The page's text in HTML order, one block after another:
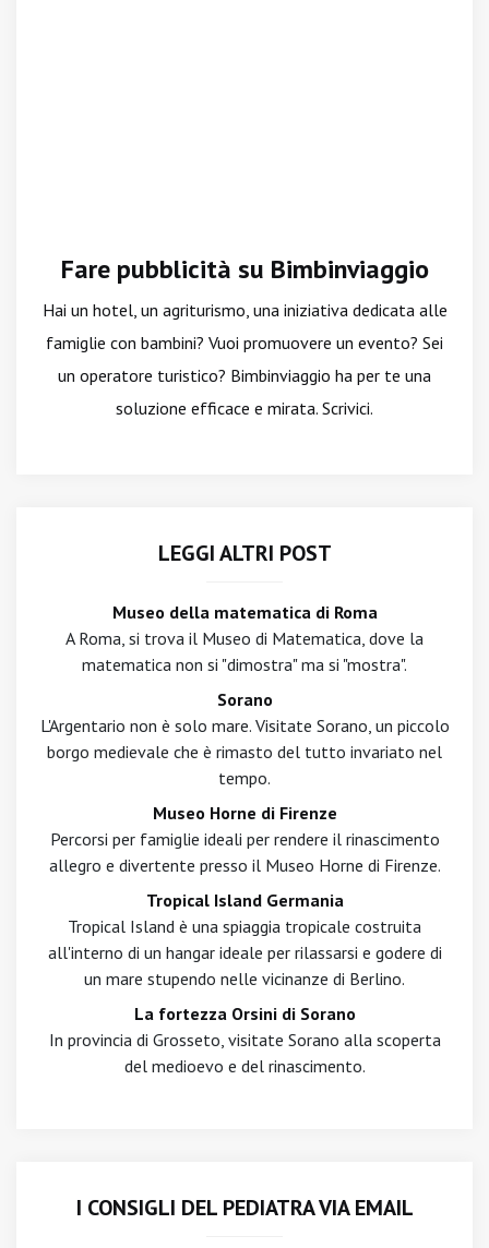
Fare pubblicità su Bimbinviaggio
Hai un hotel, un agriturismo, una iniziativa dedicata alle
famiglie con bambini? Vuoi promuovere un evento? Sei
un operatore turistico? Bimbinviaggio ha per te una
soluzione efficace e mirata. Scrivici.
LEGGI ALTRI POST
Museo della matematica di Roma
A Roma, si trova il Museo di Matematica, dove la
matematica non si "dimostra" ma si "mostra".
Sorano
L'Argentario non è solo mare. Visitate Sorano, un piccolo
borgo medievale che è rimasto del tutto invariato nel
tempo.
Museo Horne di Firenze
Percorsi per famiglie ideali per rendere il rinascimento
allegro e divertente presso il Museo Horne di Firenze.
Tropical Island Germania
Tropical Island è una spiaggia tropicale costruita
all'interno di un hangar ideale per rilassarsi e godere di
un mare stupendo nelle vicinanze di Berlino.
La fortezza Orsini di Sorano
In provincia di Grosseto, visitate Sorano alla scoperta
del medioevo e del rinascimento.
I CONSIGLI DEL PEDIATRA VIA EMAIL